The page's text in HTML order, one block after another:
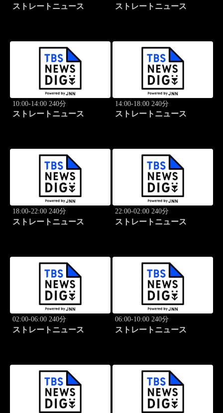
ストレートニュース ストレートニュース
10:00-14:00 240分
ストレートニュース
14:00-18:00 240分
ストレートニュース
18:00-22:00 240分
ストレートニュース
22:00-02:00 240分
ストレートニュース
02:00-06:00 240分
ストレートニュース
06:00-10:00 240分
ストレートニュース